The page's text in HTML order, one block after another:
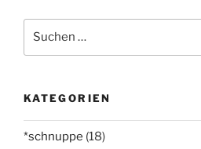
nach:
KATEGORIEN
*schnuppe (18)